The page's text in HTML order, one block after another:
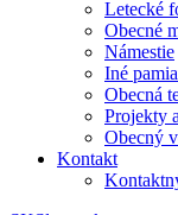
Letecké
Obecné
Námestie
Iné
Obecná
Projekty
Obecný
Kontakt